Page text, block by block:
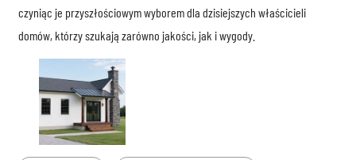
czyniąc je przyszłościowym wyborem dla dzisiejszych właścicieli
domów, którzy szukają zarówno jakości, jak i wygody.